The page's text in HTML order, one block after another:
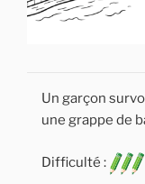
Un garçon
une grappe de
Difficulté :